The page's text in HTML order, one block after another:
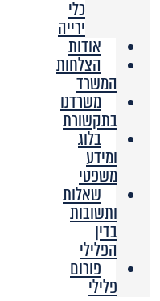
כלי
ירייה
אודות
הצלחות
המשרד
משרדנו
בתקשורת
בלוג
ומידע
משפטי
שאלות
ותשובות
בדין
הפלילי
פורום
פלילי